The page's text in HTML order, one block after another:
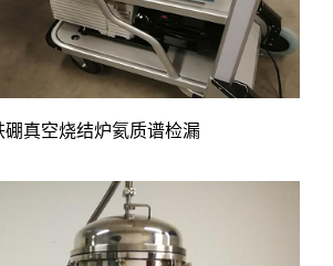
硼真空烧结炉氦质谱检漏